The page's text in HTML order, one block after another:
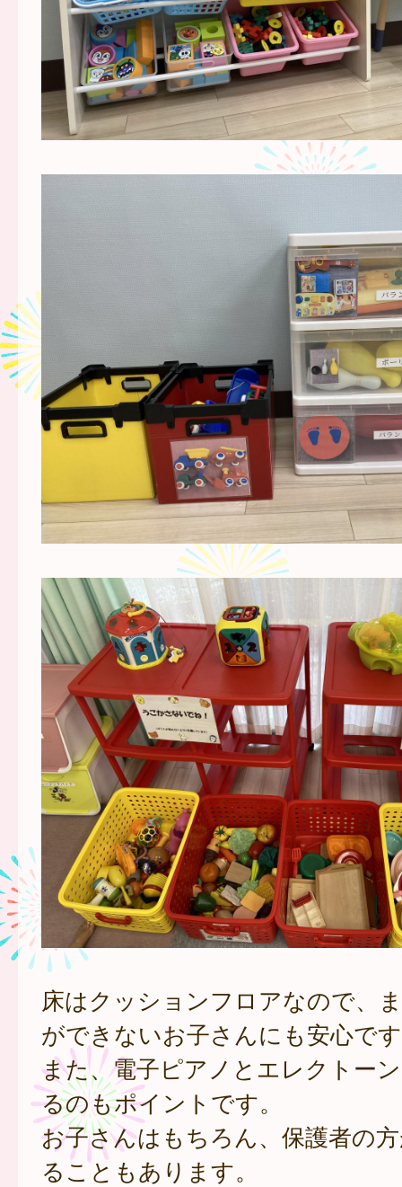
床はクッションフロアなので、
ができないお子さんにも安心で
また、電子ピアノとエレクトー
るのもポイントです。
お子さんはもちろん、保護者の
ることもあります。